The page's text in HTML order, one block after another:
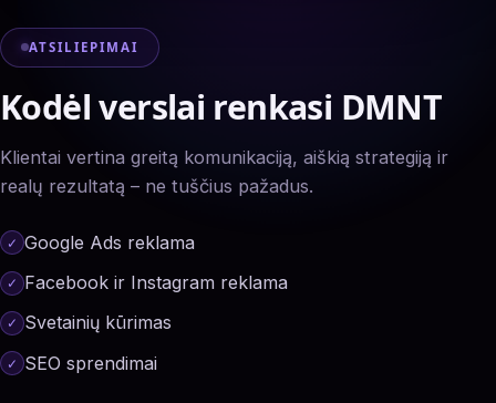
ATSILIEPIMAI
Kodėl verslai renkasi DMNT
Klientai vertina greitą komunikaciją, aiškią strategiją ir
realų rezultatą – ne tuščius pažadus.
Google Ads reklama
Facebook ir Instagram reklama
Svetainių kūrimas
SEO sprendimai